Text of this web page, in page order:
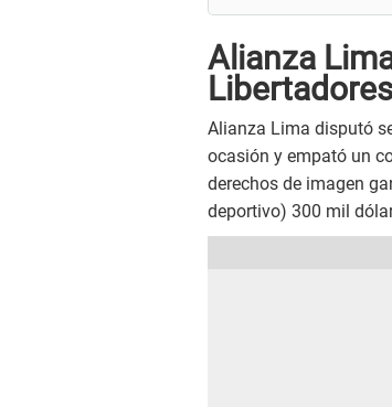
Alianza
Alianza Lima disputó
ocasión y empató un
derechos de imagen
deportivo) 300 mil